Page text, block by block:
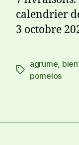
calendrier
3 octobre
agrume,
pomelos